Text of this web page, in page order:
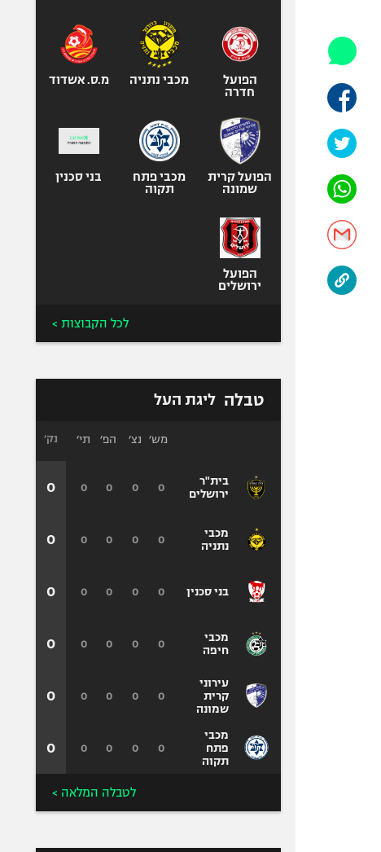
אופניים
ספורט מוטורי
כדורמים
בייסבול MLB
ספורט אתגרי
אומנויות לחימה
הפועל
חדרה
מכבי נתניה מ.ס. אשדוד
הפועל קרית
שמונה
מכבי פתח
תקוה
בני סכנין
הפועל
ירושלים
לכל הקבוצות >
טבלה ליגת העל
בית"ר
ירושלים
מכבי
נתניה
בני סכנין
מכבי
חיפה
עירוני
קרית
שמונה
מכבי
פתח
תקוה
מש׳ נצ׳ הפ׳ תי׳
0
0
0
0
0
0
0
0
0
0
0
0
0
0
0
0
0
0
0
0
0
0
0
0
נק׳
0
0
0
0
0
0
לטבלה המלאה >